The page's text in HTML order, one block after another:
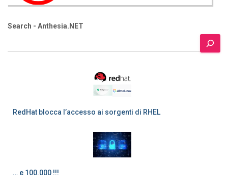
Search - Anthesia.NET
RedHat blocca l’accesso ai sorgenti di RHEL
… e 100.000 !!!